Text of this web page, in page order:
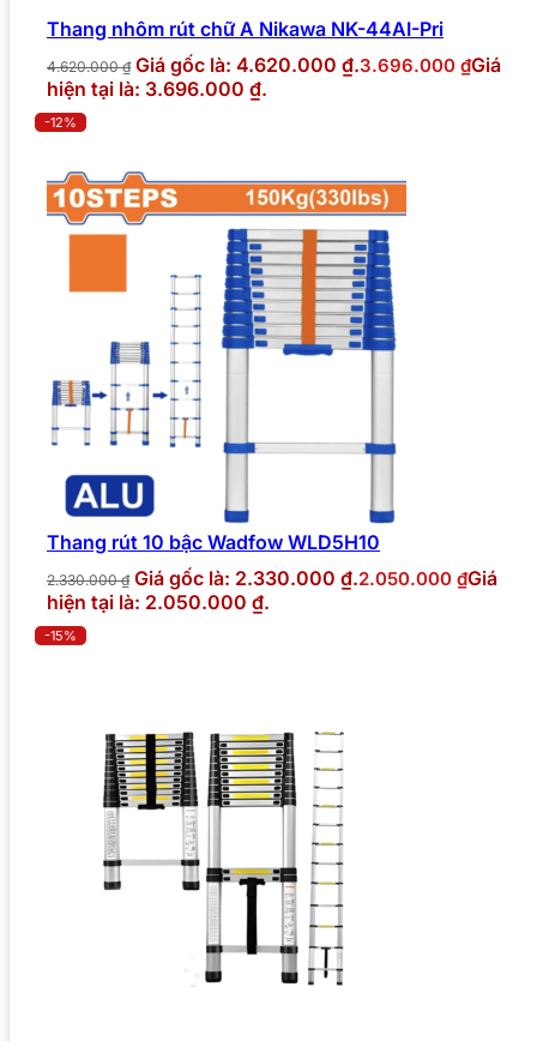
Thang nhôm rút chữ A Nikawa NK-44AI-Pri
4.620.000₫ Giá gốc là: 4.620.000 ₫.3.696.000 ₫Giá
hiện tại là: 3.696.000 ₫.
-12%
Thang rút 10 bậc Wadfow WLD5H10
2.330.000₫ Giá gốc là: 2.330.000 ₫.2.050.000 ₫Giá
hiện tại là: 2.050.000 ₫.
-15%